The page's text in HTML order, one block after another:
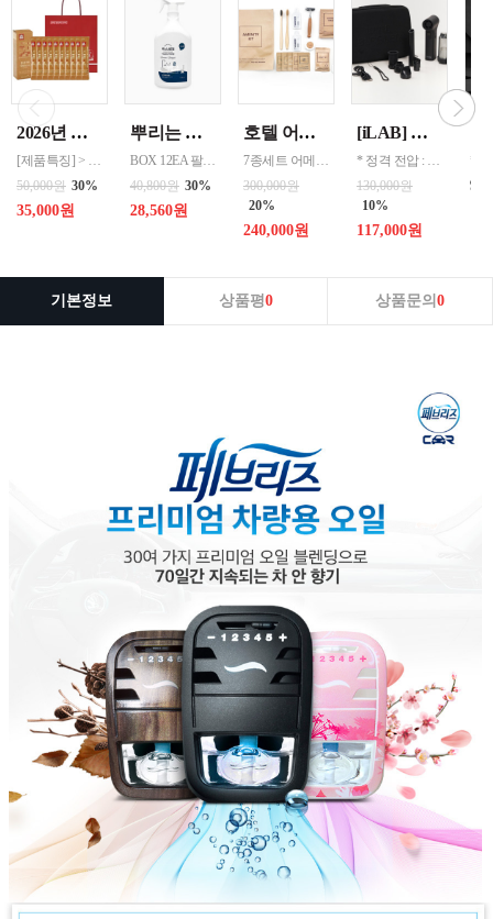
2026년 설명절 선물세트 [정관장] 홍삼기보데일리스틱 10ml*10포
[제품특징] > 120여 년 노하우로 재배된 6년근 홍과 제조기술로 추출 > 100% 계약재배를 통한 6년근 인삼 > 430여 가지의까다로운 품질 검사 > 액상형 농축액으로 음용이 쉬움 [제품성분] > 덱스트린, 정제수, 홍삼농축액(6년근, 고형분 64%, 홍삼성분 70mg/g 이상, 국산) 6.5%, 녹용추출액(뉴질랜드산), 식물혼합농축액(작약
50,000원 30%
35,000원
뿌리는 락스세제(욕실용) 1,000ml 12개 한박스단위 판매
BOX 12EA 팔레트 0.0123 원산지 한국 BARCODE 8809367760815
40,800원 30%
28,560원
호텔 어메니티 여행용 세면도구 50세트 대박스로만 판매 친환경 트레블세트 해외여행준비물 여행세트 일회용세면도구 어메니티세트
7종세트 어메니티 단체
300,000원
20%
240,000원
[iLAB] 아이랩 윈드 블라스터 에어건 iLAB-WBT 140,000RPM > 새틴블랙 > 크림화이트 선택 1
* 정격 전압 : 5V 2A * 소비 전력 : 30W * 최대 출력 : 200W(max) * 배터리 용량 : 4,000mAh x 2 (병렬) * 사용 시간 : 최저속도 약 120분 / 최고속도 약 12분 * 완충 시간 : 약 3시간 * 풍속 : 최대 22m/s, 최소 6m/s * 모터 스피드 : 140,000 RPM * 흡입력 : 8000 Pa * 규격 :
130,000원
10%
117,000원
기본정보 상품평0 상품문의0